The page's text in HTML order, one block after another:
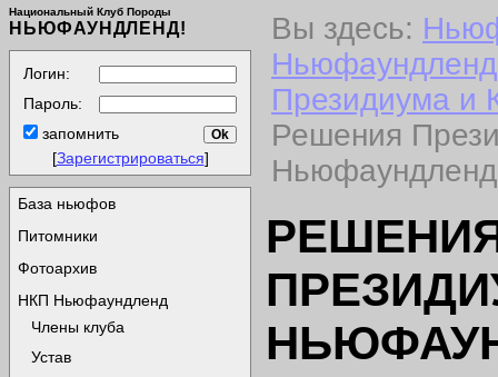
Национальный Клуб Породы
НЬЮФАУНДЛЕНД!
Логин:
Пароль:
запомнить
[Зарегистрироваться]
База ньюфов
Питомники
Фотоархив
НКП Ньюфаундленд
Члены клуба
Устав
Вы здесь:
Ньюфаундленд
Президиума и
Решения
Ньюфаундленд